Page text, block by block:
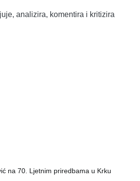
analizira, komentira i kritizira
na 70. Ljetnim priredbama u Krku